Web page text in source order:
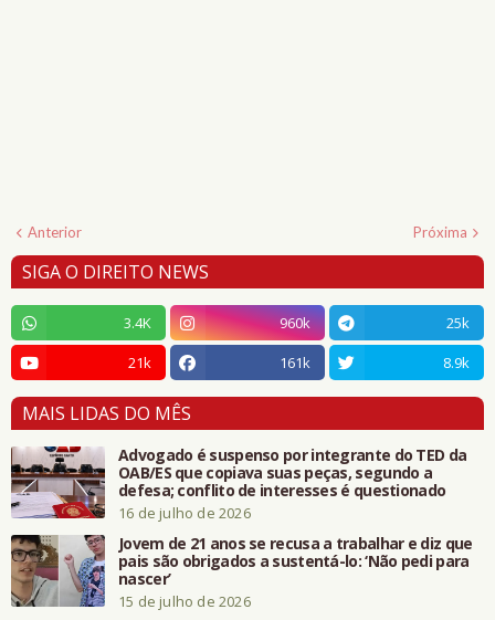
Anterior Próxima
SIGA O DIREITO NEWS
3.4K 960k
25k
21k
161k 8.9k
MAIS LIDAS DO MÊS
Advogado é suspenso por integrante do TED da
OAB/ES que copiava suas peças, segundo a
defesa; conflito de interesses é questionado
16 de julho de 2026
Jovem de 21 anos se recusa a trabalhar e diz que
pais são obrigados a sustentá-lo: ‘Não pedi para
nascer’
15 de julho de 2026